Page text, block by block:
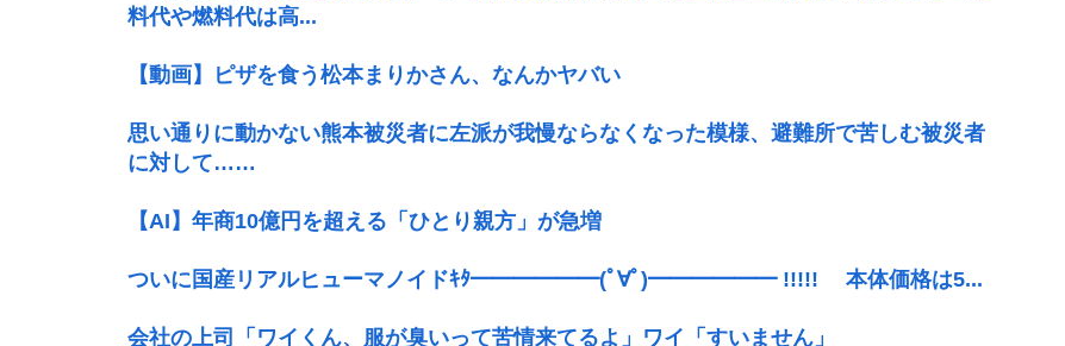
料代や燃料代は高...
【動画】ピザを食う松本まりかさん、なんかヤバい
思い通りに動かない熊本被災者に左派が我慢ならなくなった模様、避難所で苦しむ被災者
に対して……
【AI】年商10億円を超える「ひとり親方」が急増
ついに国産リアルヒューマノイドｷﾀ━━━━━━(ﾟ∀ﾟ)━━━━━━ !!!!! 本体価格は5...
会社の上司「ワイくん、服が臭いって苦情来てるよ」ワイ「すいません」